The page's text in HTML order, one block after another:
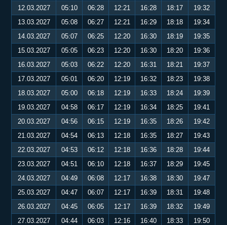
12.03.2027
05:10 06:28 12:21 16:28 18:17
19:32
13.03.2027
05:08 06:27 12:21 16:29 18:18
19:34
14.03.2027
05:07 06:25 12:20 16:30 18:19
19:35
15.03.2027
05:05 06:23 12:20 16:30 18:20
19:36
16.03.2027
05:03 06:22 12:20 16:31 18:21
19:37
17.03.2027
05:01 06:20 12:19 16:32 18:23
19:38
18.03.2027
05:00 06:18 12:19 16:33 18:24
19:39
19.03.2027
04:58 06:17 12:19 16:34 18:25
19:41
20.03.2027
04:56 06:15 12:19 16:35 18:26
19:42
21.03.2027
04:54 06:13 12:18 16:35 18:27
19:43
22.03.2027
04:53 06:12 12:18 16:36 18:28
19:44
23.03.2027
04:51 06:10 12:18 16:37 18:29
19:45
24.03.2027
04:49 06:08 12:17 16:38 18:30
19:47
25.03.2027
04:47 06:07 12:17 16:39 18:31
19:48
26.03.2027
04:45 06:05 12:17 16:39 18:32
19:49
27.03.2027
04:44 06:03 12:16 16:40 18:33
19:50